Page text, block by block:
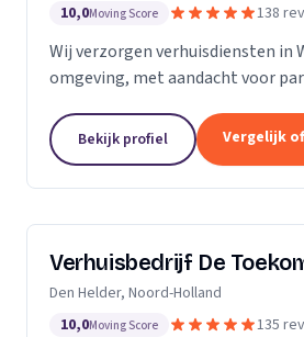
10,0Moving Score 138
Wij verzorgen verhuisdiensten in
omgeving, met aandacht voor
Bekijk profiel Vergelijk
Verhuisbedrijf De
Den Helder, Noord-Holland
10,0Moving Score 135